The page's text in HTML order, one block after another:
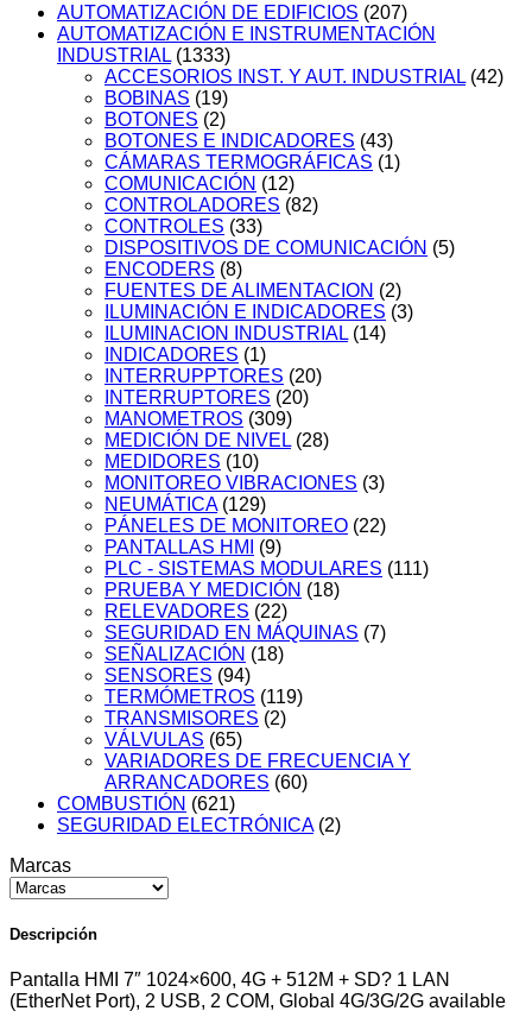
AUTOMATIZACIÓN DE EDIFICIOS (207)
AUTOMATIZACIÓN E INSTRUMENTACIÓN
INDUSTRIAL (1333)
ACCESORIOS INST. Y AUT. INDUSTRIAL (42)
BOBINAS (19)
BOTONES (2)
BOTONES E INDICADORES (43)
CÁMARAS TERMOGRÁFICAS (1)
COMUNICACIÓN (12)
CONTROLADORES (82)
CONTROLES (33)
DISPOSITIVOS DE COMUNICACIÓN (5)
ENCODERS (8)
FUENTES DE ALIMENTACION (2)
ILUMINACIÓN E INDICADORES (3)
ILUMINACION INDUSTRIAL (14)
INDICADORES (1)
INTERRUPPTORES (20)
INTERRUPTORES (20)
MANOMETROS (309)
MEDICIÓN DE NIVEL (28)
MEDIDORES (10)
MONITOREO VIBRACIONES (3)
NEUMÁTICA (129)
PÁNELES DE MONITOREO (22)
PANTALLAS HMI
(9)
PLC - SISTEMAS MODULARES (111)
PRUEBA Y MEDICIÓN (18)
RELEVADORES (22)
SEGURIDAD EN MÁQUINAS (7)
SEÑALIZACIÓN (18)
SENSORES (94)
TERMÓMETROS (119)
TRANSMISORES (2)
VÁLVULAS (65)
VARIADORES DE FRECUENCIA Y
ARRANCADORES (60)
COMBUSTIÓN (621)
SEGURIDAD ELECTRÓNICA (2)
Marcas
Descripción
Pantalla HMI 7″ 1024×600, 4G + 512M + SD? 1 LAN
(EtherNet Port), 2 USB, 2 COM, Global 4G/3G/2G available